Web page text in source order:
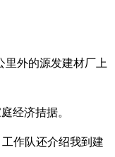
里外的源发建材厂上
经济拮据。
作队还介绍我到建